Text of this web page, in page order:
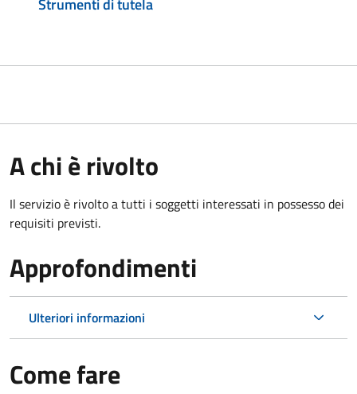
A chi è rivolto
Il servizio è rivolto a tutti i soggetti interessati in possesso dei
requisiti previsti.
Approfondimenti
Ulteriori informazioni
Come fare